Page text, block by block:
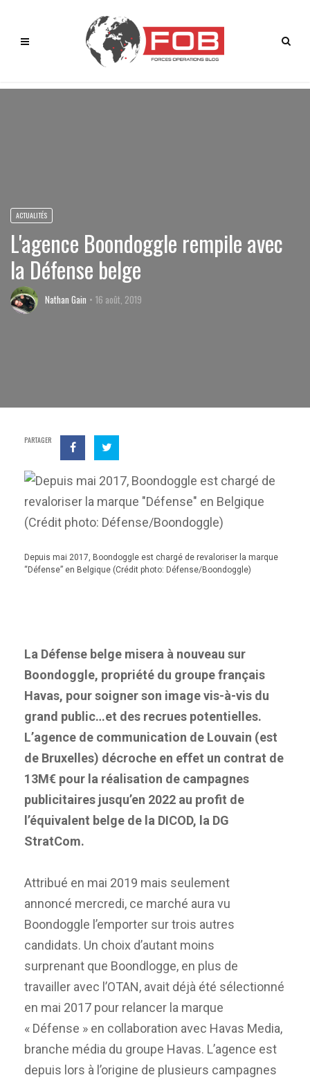
ACTUALITÉS
L'agence Boondoggle rempile avec
la Défense belge
Nathan Gain 16 août, 2019
PARTAGER
Depuis mai 2017, Boondoggle est chargé de revaloriser la marque
“Défense” en Belgique (Crédit photo: Défense/Boondoggle)
La Défense belge misera à nouveau sur
Boondoggle, propriété du groupe français
Havas, pour soigner son image vis-à-vis du
grand public…et des recrues potentielles.
L’agence de communication de Louvain (est
de Bruxelles) décroche en effet un contrat de
13M€ pour la réalisation de campagnes
publicitaires jusqu’en 2022 au profit de
l’équivalent belge de la DICOD, la DG
StratCom.
Attribué en mai 2019 mais seulement
annoncé mercredi, ce marché aura vu
Boondoggle l’emporter sur trois autres
candidats. Un choix d’autant moins
surprenant que Boondlogge, en plus de
travailler avec l’OTAN, avait déjà été sélectionné
en mai 2017 pour relancer la marque
« Défense » en collaboration avec Havas Media,
branche média du groupe Havas. L’agence est
depuis lors à l’origine de plusieurs campagnes